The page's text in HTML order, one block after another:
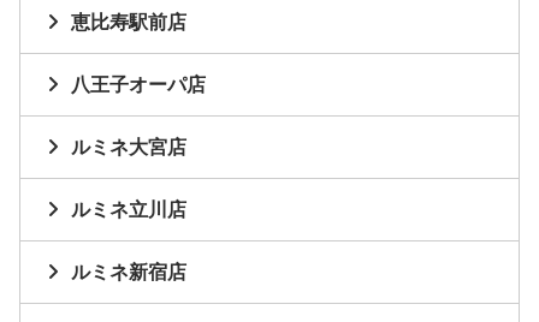
恵比寿駅前店
八王子オーパ店
ルミネ大宮店
ルミネ立川店
ルミネ新宿店